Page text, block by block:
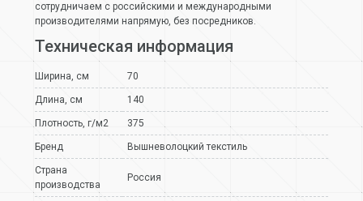
сотрудничаем с российскими и международными
производителями напрямую, без посредников.
Техническая информация
Ширина, см 70
Длина, см 140
Плотность, г/м2 375
Бренд Вышневолоцкий текстиль
Страна
производства
Россия